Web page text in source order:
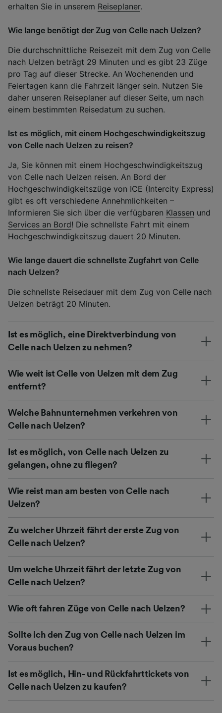
erhalten Sie in unserem Reiseplaner.
Wie lange benötigt der Zug von Celle nach Uelzen?
Die durchschnittliche Reisezeit mit dem Zug von Celle
nach Uelzen beträgt 29 Minuten und es gibt 23 Züge
pro Tag auf dieser Strecke. An Wochenenden und
Feiertagen kann die Fahrzeit länger sein. Nutzen Sie
daher unseren Reiseplaner auf dieser Seite, um nach
einem bestimmten Reisedatum zu suchen.
Ist es möglich, mit einem Hochgeschwindigkeitszug
von Celle nach Uelzen zu reisen?
Ja, Sie können mit einem Hochgeschwindigkeitszug
von Celle nach Uelzen reisen. An Bord der
Hochgeschwindigkeitszüge von ICE (Intercity Express)
gibt es oft verschiedene Annehmlichkeiten –
Informieren Sie sich über die verfügbaren Klassen und
Services an Bord! Die schnellste Fahrt mit einem
Hochgeschwindigkeitszug dauert 20 Minuten.
Wie lange dauert die schnellste Zugfahrt von Celle
nach Uelzen?
Die schnellste Reisedauer mit dem Zug von Celle nach
Uelzen beträgt 20 Minuten.
Ist es möglich, eine Direktverbindung von
Celle nach Uelzen zu nehmen?
Wie weit ist Celle von Uelzen mit dem Zug
entfernt?
Welche Bahnunternehmen verkehren von
Celle nach Uelzen?
Ist es möglich, von Celle nach Uelzen zu
gelangen, ohne zu fliegen?
Wie reist man am besten von Celle nach
Uelzen?
Zu welcher Uhrzeit fährt der erste Zug von
Celle nach Uelzen?
Um welche Uhrzeit fährt der letzte Zug von
Celle nach Uelzen?
Wie oft fahren Züge von Celle nach Uelzen?
Sollte ich den Zug von Celle nach Uelzen im
Voraus buchen?
Ist es möglich, Hin- und Rückfahrttickets von
Celle nach Uelzen zu kaufen?